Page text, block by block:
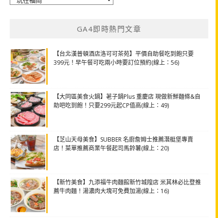
GA4即時熱門文章
【台北漢普頓酒店洛可可茶苑】平價自助餐吃到飽只要
399元！早午餐可吃兩小時要訂位預約(線上：56)
【大同區美食火鍋】荖子鍋Plus 重慶店 現做新鮮麵條&自
助吧吃到飽！只要299元起CP值高(線上：49)
【芝山天母美食】SUBBER 名廚詹姆士推薦潛艇堡專賣
店！菜單推薦商業午餐起司馬鈴薯(線上：20)
【新竹美食】九添福牛肉麵館新竹城隍店 米其林必比登推
薦牛肉麵！湯濃肉大塊可免費加湯(線上：16)